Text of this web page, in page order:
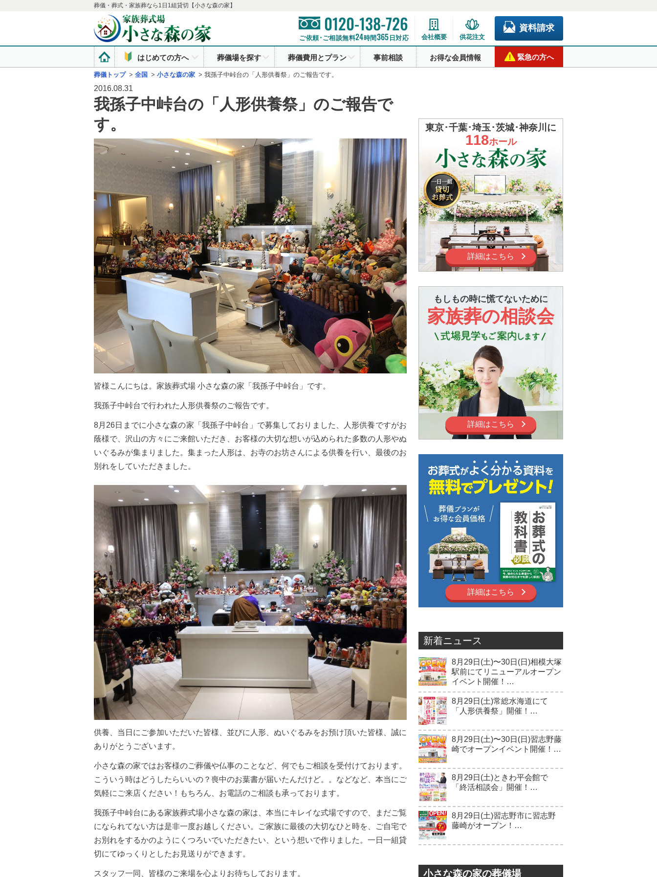
葬儀・葬式・家族葬なら1日1組貸切【小さな森の家】
0120-138-726
ご依頼･ご相談無料24時間 365 日対応 会社概要 供花注文
資料請求
はじめての方へ 葬儀場を探す 葬儀費用とプラン 事前相談 お得な会員情報 緊急の方へ
葬儀トップ > 全国 > 小さな森の家 > 我孫子中峠台の「人形供養祭」のご報告です。
2016.08.31
我孫子中峠台の「人形供養祭」のご報告で
す。
皆様こんにちは。家族葬式場 小さな森の家「我孫子中峠台」です。
我孫子中峠台で行われた人形供養祭のご報告です。
8月26日までに小さな森の家「我孫子中峠台」で募集しておりました、人形供養ですがお
蔭様で、沢山の方々にご来館いただき、お客様の大切な想いが込められた多数の人形やぬ
いぐるみが集まりました。集まった人形は、お寺のお坊さんによる供養を行い、最後のお
別れをしていただきました。
供養、当日にご参加いただいた皆様、並びに人形、ぬいぐるみをお預け頂いた皆様、誠に
ありがとうございます。
小さな森の家ではお客様のご葬儀や仏事のことなど、何でもご相談を受付けております。
こういう時はどうしたらいいの？喪中のお葉書が届いたんだけど。。などなど、本当にご
気軽にご来店ください！もちろん、お電話のご相談も承っております。
我孫子中峠台にある家族葬式場小さな森の家は、本当にキレイな式場ですので、まだご覧
になられてない方は是非一度お越しください。ご家族に最後の大切なひと時を、ご自宅で
お別れをするかのようにくつろいでいただきたい、という想いで作りました。一日一組貸
切にてゆっくりとしたお見送りができます。
スタッフ一同、皆様のご来場を心よりお待ちしております。
東京･千葉･埼玉･茨城･神奈川に
118ホール
詳細はこちら
もしもの時に慌てないために
家族葬の相談会
詳細はこちら
詳細はこちら
新着ニュース
8月29日(土)〜30日(日)相模大塚
駅前にてリニューアルオープン
イベント開催！…
8月29日(土)常総水海道にて
「人形供養祭」開催！…
8月29日(土)〜30日(日)習志野藤
崎でオープンイベント開催！…
8月29日(土)ときわ平会館で
「終活相談会」開催！…
8月29日(土)習志野市に習志野
藤崎がオープン！…
小さな森の家の葬儀場